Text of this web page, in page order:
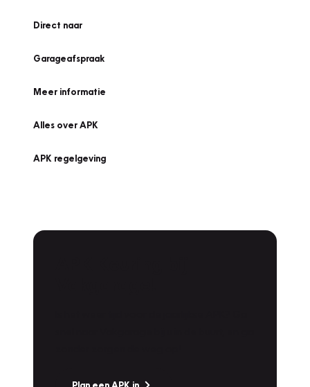
Direct naar
Garageafspraak
Meer informatie
Alles over APK
APK regelgeving